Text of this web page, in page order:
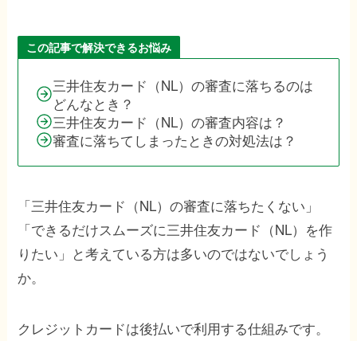
この記事で解決できるお悩み
三井住友カード（NL）の審査に落ちるのは
どんなとき？
三井住友カード（NL）の審査内容は？
審査に落ちてしまったときの対処法は？
「三井住友カード（NL）の審査に落ちたくない」
「できるだけスムーズに三井住友カード（NL）を作
りたい」と考えている方は多いのではないでしょう
か。
クレジットカードは後払いで利用する仕組みです。